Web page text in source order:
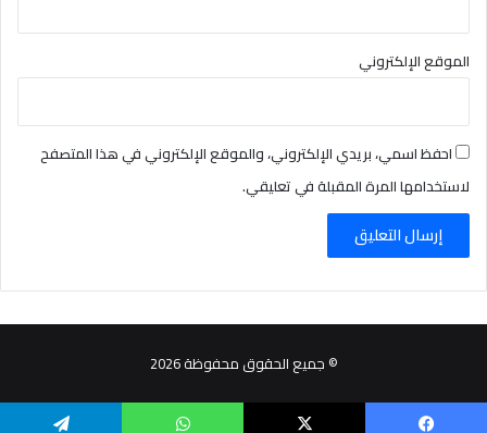
الموقع الإلكتروني
احفظ اسمي، بريدي الإلكتروني، والموقع الإلكتروني في هذا المتصفح
لاستخدامها المرة المقبلة في تعليقي.
© جميع الحقوق محفوظة 2026